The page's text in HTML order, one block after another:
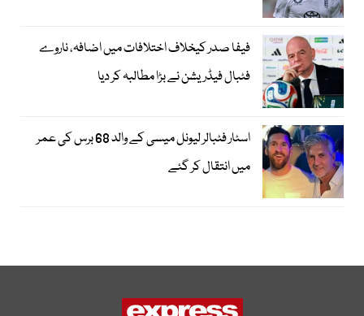
فیفا صدر کیخلاف اختلافات میں اضافہ، ناروے
فٹبال فیڈریشن نے بڑا مطالبہ کر دیا
اسٹار فٹبالر لیونل میسی کے والد 68 برس کی عمر
میں انتقال کر گئے